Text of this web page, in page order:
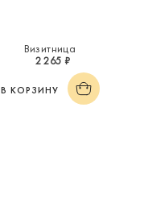
Визитница
2 265 ₽
В КОРЗИНУ